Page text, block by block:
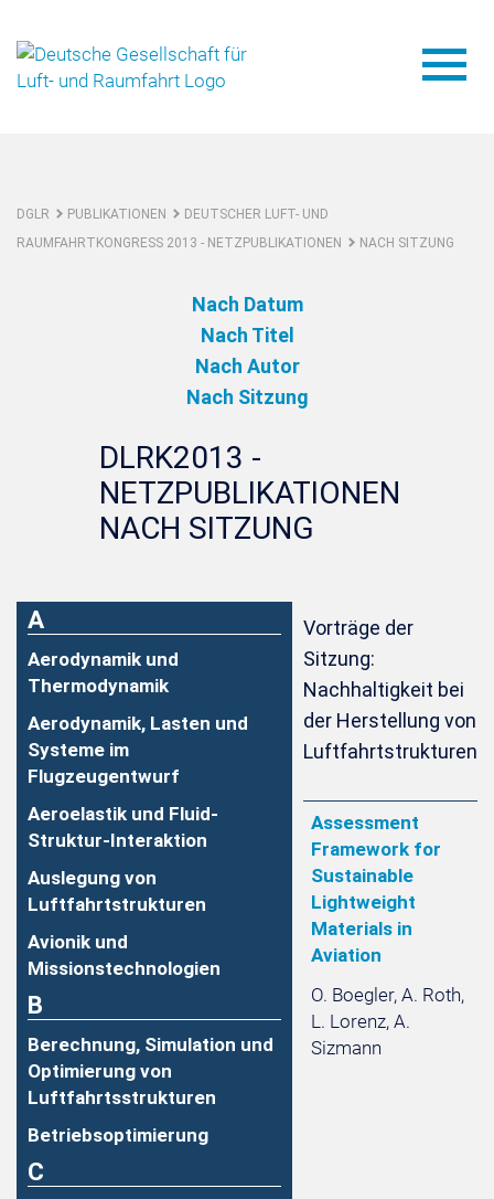
DGLR PUBLIKATIONEN
DEUTSCHER LUFT- UND
RAUMFAHRTKONGRESS 2013 - NETZPUBLIKATIONEN
NACH SITZUNG
Nach Datum
Nach Titel
Nach Autor
Nach Sitzung
DLRK2013 -
NETZPUBLIKATIONEN
NACH SITZUNG
A
Aerodynamik und
Thermodynamik
Aerodynamik, Lasten und
Systeme im
Flugzeugentwurf
Aeroelastik und Fluid-
Struktur-Interaktion
Auslegung von
Luftfahrtstrukturen
Avionik und
Missionstechnologien
B
Berechnung, Simulation und
Optimierung von
Luftfahrtsstrukturen
Betriebsoptimierung
C
Vorträge der
Sitzung:
Nachhaltigkeit bei
der Herstellung von
Luftfahrtstrukturen
Assessment
Framework for
Sustainable
Lightweight
Materials in
Aviation
O. Boegler, A. Roth,
L. Lorenz, A.
Sizmann